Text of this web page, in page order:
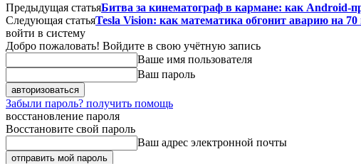
Предыдущая статьяБитва за кинематограф в кармане: как Android-
Следующая статьяTesla Vision: как математика обгонит аварию на
войти в систему
Добро пожаловать! Войдите в свою учётную запись
Ваше имя пользователя
Ваш пароль
Забыли пароль? получить помощь
восстановление пароля
Восстановите свой пароль
Ваш адрес электронной почты